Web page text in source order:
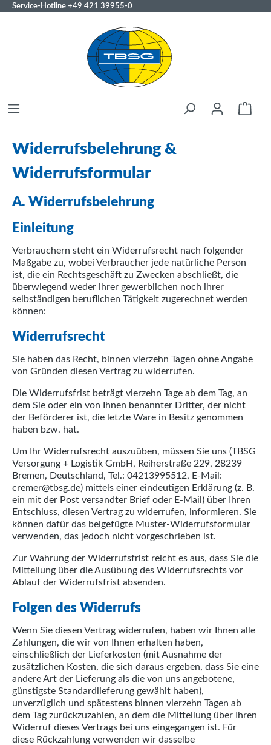
Service-Hotline +49 421 39955-0
Widerrufsbelehrung &
Widerrufsformular
A. Widerrufsbelehrung
Einleitung
Verbrauchern steht ein Widerrufsrecht nach folgender
Maßgabe zu, wobei Verbraucher jede natürliche Person
ist, die ein Rechtsgeschäft zu Zwecken abschließt, die
überwiegend weder ihrer gewerblichen noch ihrer
selbständigen beruflichen Tätigkeit zugerechnet werden
können:
Widerrufsrecht
Sie haben das Recht, binnen vierzehn Tagen ohne Angabe
von Gründen diesen Vertrag zu widerrufen.
Die Widerrufsfrist beträgt vierzehn Tage ab dem Tag, an
dem Sie oder ein von Ihnen benannter Dritter, der nicht
der Beförderer ist, die letzte Ware in Besitz genommen
haben bzw. hat.
Um Ihr Widerrufsrecht auszuüben, müssen Sie uns (TBSG
Versorgung + Logistik GmbH, Reiherstraße 229, 28239
Bremen, Deutschland, Tel.: 04213995512, E-Mail:
cremer@tbsg.de) mittels einer eindeutigen Erklärung (z. B.
ein mit der Post versandter Brief oder E-Mail) über Ihren
Entschluss, diesen Vertrag zu widerrufen, informieren. Sie
können dafür das beigefügte Muster-Widerrufsformular
verwenden, das jedoch nicht vorgeschrieben ist.
Zur Wahrung der Widerrufsfrist reicht es aus, dass Sie die
Mitteilung über die Ausübung des Widerrufsrechts vor
Ablauf der Widerrufsfrist absenden.
Folgen des Widerrufs
Wenn Sie diesen Vertrag widerrufen, haben wir Ihnen alle
Zahlungen, die wir von Ihnen erhalten haben,
einschließlich der Lieferkosten (mit Ausnahme der
zusätzlichen Kosten, die sich daraus ergeben, dass Sie eine
andere Art der Lieferung als die von uns angebotene,
günstigste Standardlieferung gewählt haben),
unverzüglich und spätestens binnen vierzehn Tagen ab
dem Tag zurückzuzahlen, an dem die Mitteilung über Ihren
Widerruf dieses Vertrags bei uns eingegangen ist. Für
diese Rückzahlung verwenden wir dasselbe